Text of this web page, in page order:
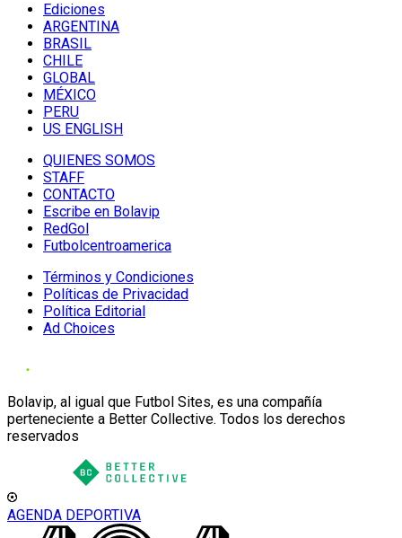
Ediciones
ARGENTINA
BRASIL
CHILE
GLOBAL
MÉXICO
PERU
US ENGLISH
QUIENES SOMOS
STAFF
CONTACTO
Escribe en Bolavip
RedGol
Futbolcentroamerica
Términos y Condiciones
Políticas de Privacidad
Política Editorial
Ad Choices
Bolavip, al igual que Futbol Sites, es una compañía
perteneciente a Better Collective. Todos los derechos
reservados
AGENDA DEPORTIVA